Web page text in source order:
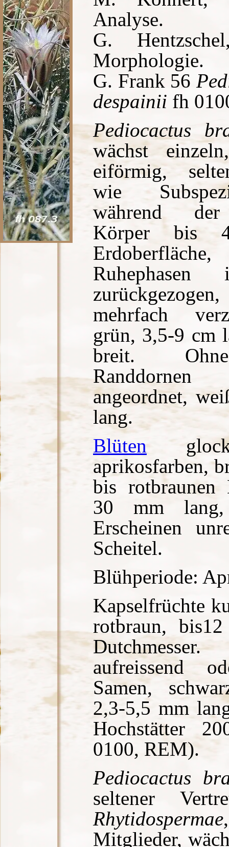
Analyse.
G.
Morphologie.
G. Frank 56
despainii fh
Pediocactus
wächst
eiförmig,
wie
während der
Körper bis
mehrfach
grün, 3,5-9 cm
breit.
angeordnet,
lang.
Blüten
aprikosfarben,
bis rotbraunen
30 mm lang,
Erscheinen
Scheitel.
Blühperiode:
Kapselfrüchte
rotbraun,
aufreissend
Samen,
2,3-5,5 mm
Hochstätter
0100, REM).
Pediocactus
seltener
Rhytidospermae
Mitglieder,